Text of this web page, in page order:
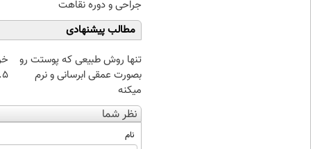
جراحی و دوره نقاهت
مطالب پیشنهادی
تنها روش طبیعی که پوستت رو
بصورت عمقی ابرسانی و نرم
میکنه
۰.۵
نظر شما
نام